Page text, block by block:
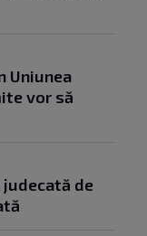
Uniunea
vor să
judecată de